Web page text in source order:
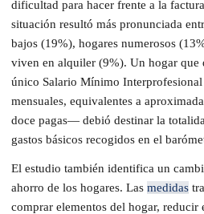
dificultad para hacer frente a la
situación resultó más pronunciada
bajos (19%), hogares numerosos
viven en alquiler (9%). Un hogar que
único Salario Mínimo
mensuales, equivalentes a
doce pagas— debió destinar la
gastos básicos recogidos en el
El estudio también identifica un
ahorro de los hogares. Las medidas
comprar elementos del hogar, reducir